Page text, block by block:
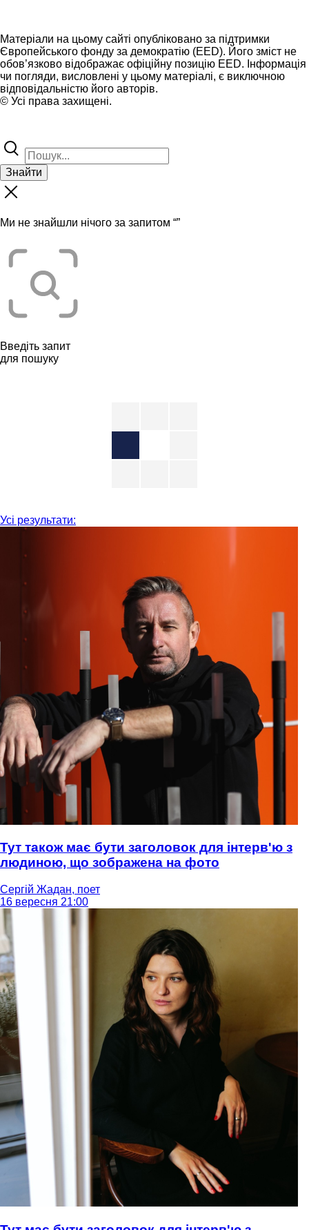
Матеріали на цьому сайті опубліковано за підтримки
Європейського фонду за демократію (EED). Його зміст не
обов’язково відображає офіційну позицію EED. Інформація
чи погляди, висловлені у цьому матеріалі, є виключною
відповідальністю його авторів.
© Усі права захищені.
Знайти
Ми не знайшли нічого за запитом “”
Введіть запит
для пошуку
Усі результати:
Тут також має бути заголовок для інтерв'ю з
людиною, що зображена на фото
Сергій Жадан, поет
16 вересня 21:00